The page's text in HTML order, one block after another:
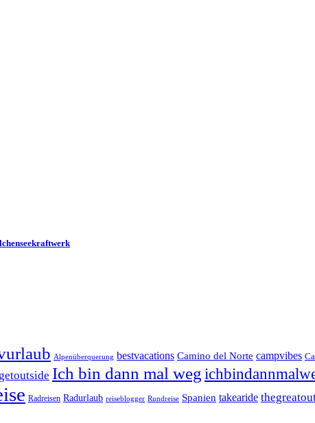
Alpenüberquerung bestvacations Camino del Norte campvibes
getoutside Ich bin dann mal weg
Radreisen Radurlaub reiseblogger Rundreise Spanien takearide